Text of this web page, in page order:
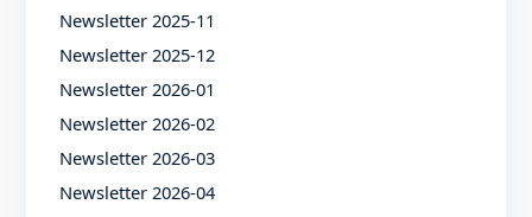
Newsletter 2025-11
Newsletter 2025-12
Newsletter 2026-01
Newsletter 2026-02
Newsletter 2026-03
Newsletter 2026-04